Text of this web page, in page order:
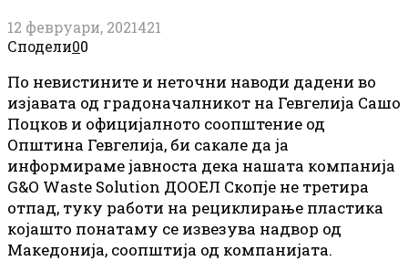
12 февруари, 2021421
Сподели00
По невистините и неточни наводи дадени во
изјавата од градоначалникот на Гевгелија Сашо
Поцков и официјалното соопштение од
Општина Гевгелија, би сакале да ја
информираме јавноста дека нашата компанија
G&O Waste Solution ДООЕЛ Скопје не третира
отпад, туку работи на рециклирање пластика
којашто понатаму се извезува надвор од
Македонија, соопштија од компанијата.